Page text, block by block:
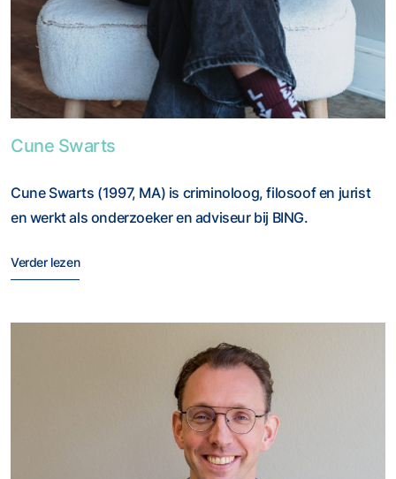
Cune Swarts
Cune Swarts (1997, MA) is criminoloog, filosoof en jurist
en werkt als onderzoeker en adviseur bij BING.
Verder lezen